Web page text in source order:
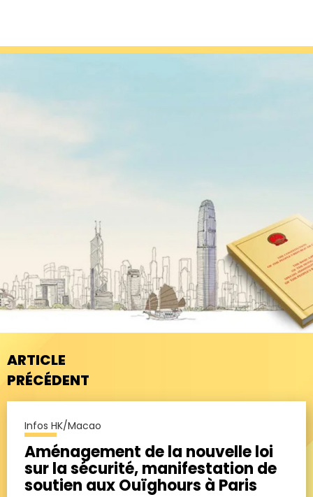
ARTICLE
PRÉCÉDENT
Infos HK/Macao
Aménagement de la nouvelle loi
sur la sécurité, manifestation de
soutien aux Ouïghours à Paris